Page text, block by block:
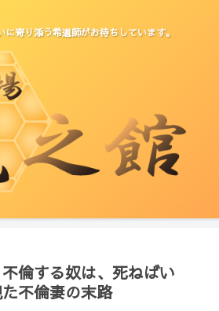
寄り添う希道師がお待ちしています。
倫する奴は、死ねばい
不倫妻の末路